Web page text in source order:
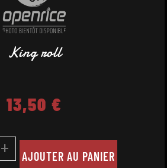
King roll
13,50 €
+ AJOUTER AU PANIER